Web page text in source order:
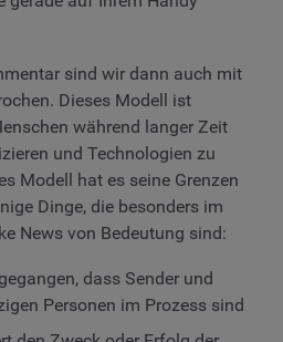
sind wir dann auch mit
Dieses Modell ist
während langer Zeit
und Technologien zu
Modell hat es seine Grenzen
Dinge, die besonders im
News von Bedeutung sind:
dass Sender und
Personen im Prozess sind